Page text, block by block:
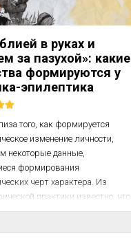
– когда мы подкрепляем
контроль над
был связан с
которые
многим состояниям,
вероятность того, что в ...
в руках и
за пазухой»: какие
формируются у
эпилептика
того, как формируется
изменение личности,
некоторые данные,
формирования
черт характера. Из
практики известно, что
эпилепсией (если эта болезнь